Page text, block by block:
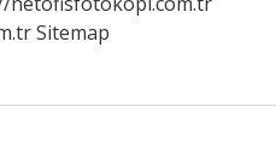
Sitemap